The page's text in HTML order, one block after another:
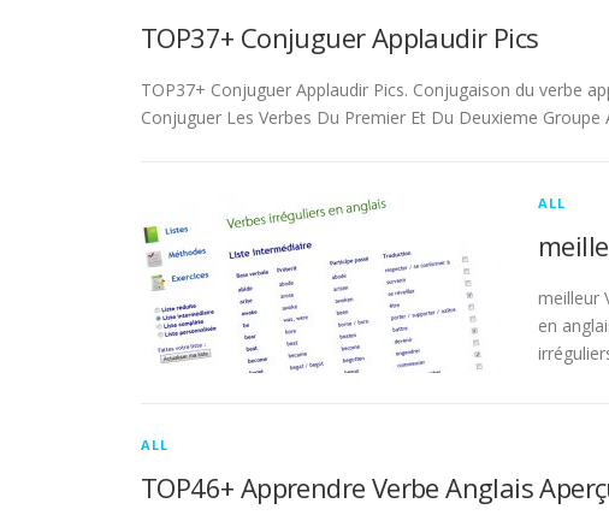
TOP37+ Conjuguer Applaudir Pics
TOP37+ Conjuguer Applaudir Pics. Conjugaison du verbe
Conjuguer Les Verbes Du Premier Et Du Deuxieme
ALL
meilleur
en
ALL
TOP46+ Apprendre Verbe Anglais